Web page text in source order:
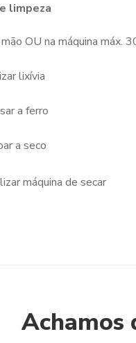
limpeza
OU na máquina máx.
lixívia
a ferro
a seco
máquina de secar
Achamos